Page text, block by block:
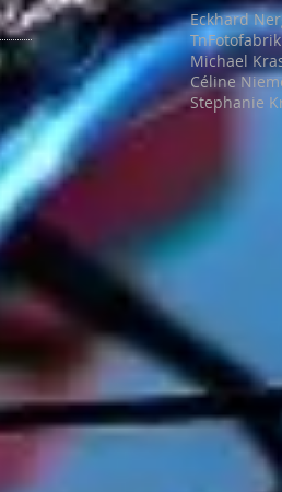
Eckhard
TnFotofabrik
Michael
Céline
Stephanie